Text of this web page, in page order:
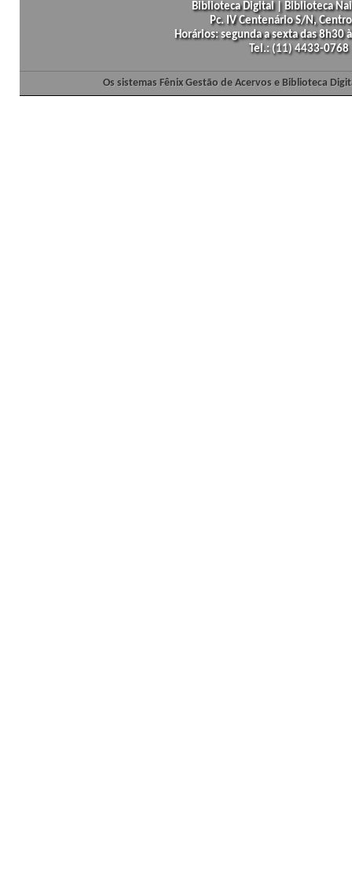
Biblioteca Digital | Biblioteca
Pc. IV Centenário S/N,
Horários: segunda a sexta das
Tel.: (11) 4433-
Os sistemas Fênix Gestão de Acervos e Biblioteca